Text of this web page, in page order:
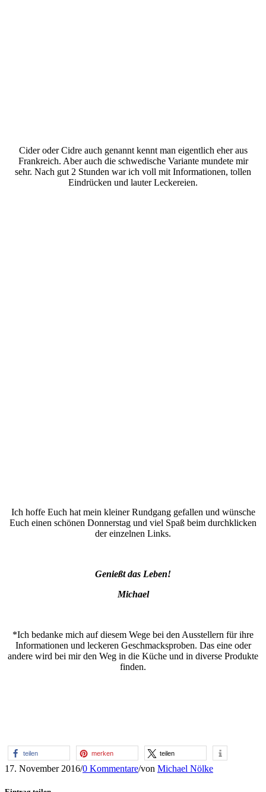
Cider oder Cidre auch genannt kennt man eigentlich eher aus
Frankreich. Aber auch die schwedische Variante mundete mir
sehr. Nach gut 2 Stunden war ich voll mit Informationen, tollen
Eindrücken und lauter Leckereien.
Ich hoffe Euch hat mein kleiner Rundgang gefallen und wünsche
Euch einen schönen Donnerstag und viel Spaß beim durchklicken
der einzelnen Links.
Genießt das Leben!
Michael
*Ich bedanke mich auf diesem Wege bei den Ausstellern für ihre
Informationen und leckeren Geschmacksproben. Das eine oder
andere wird bei mir den Weg in die Küche und in diverse Produkte
finden.
teilen merken teilen
17. November 2016/0 Kommentare/von Michael Nölke